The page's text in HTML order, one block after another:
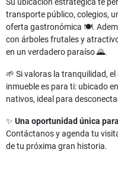
Su ubicación estratégica te
transporte público, colegios,
oferta gastronómica 🍽️.
con árboles frutales y
en un verdadero paraíso 🌄.
🌱 Si valoras la tranquilidad,
inmueble es para ti: ubicado
nativos, ideal para
✨ Una oportunidad única
Contáctanos y agenda tu
de tu próxima gran historia.